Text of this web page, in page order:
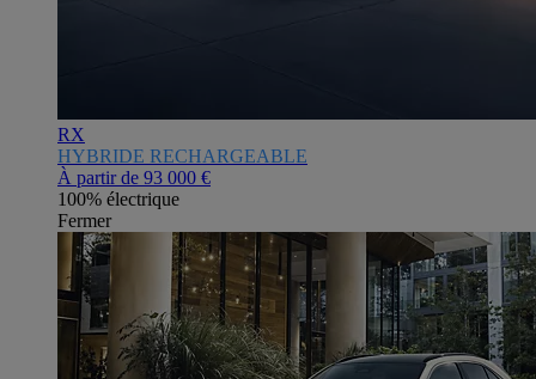
RX
HYBRIDE RECHARGEABLE
À partir de 93 000 €
100% électrique
Fermer